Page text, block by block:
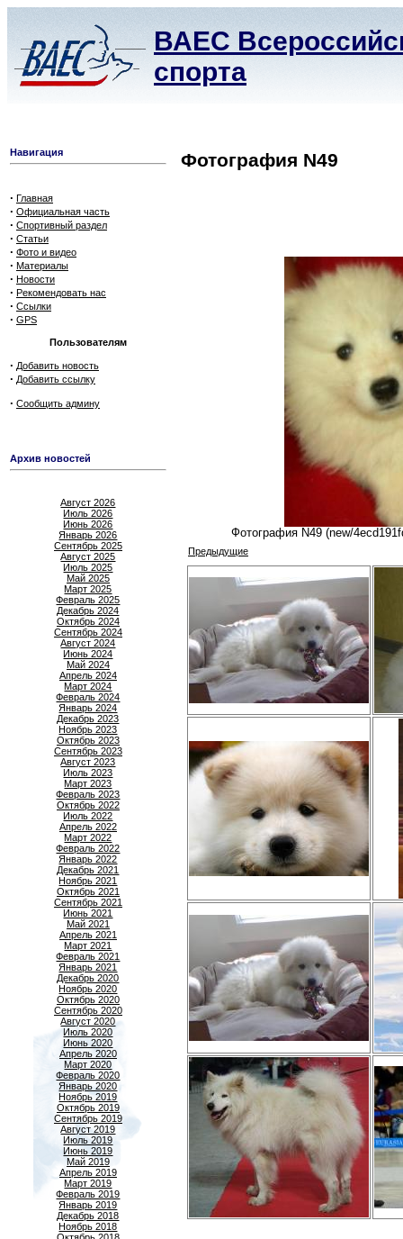
ВАЕС
спорта
Навигация
· Главная
· Официальная часть
· Спортивный раздел
· Статьи
· Фото и видео
· Материалы
· Новости
· Рекомендовать нас
· Ссылки
· GPS
Пользователям
· Добавить новость
· Добавить ссылку
· Сообщить админу
Архив новостей
Август 2026
Июль 2026
Июнь 2026
Январь 2026
Сентябрь 2025
Август 2025
Июль 2025
Май 2025
Март 2025
Февраль 2025
Декабрь 2024
Октябрь 2024
Сентябрь 2024
Август 2024
Июнь 2024
Май 2024
Апрель 2024
Март 2024
Февраль 2024
Январь 2024
Декабрь 2023
Ноябрь 2023
Октябрь 2023
Сентябрь 2023
Август 2023
Июль 2023
Март 2023
Февраль 2023
Октябрь 2022
Июль 2022
Апрель 2022
Март 2022
Февраль 2022
Январь 2022
Декабрь 2021
Ноябрь 2021
Октябрь 2021
Сентябрь 2021
Июнь 2021
Май 2021
Апрель 2021
Март 2021
Февраль 2021
Январь 2021
Декабрь 2020
Ноябрь 2020
Октябрь 2020
Сентябрь 2020
Август 2020
Июль 2020
Июнь 2020
Апрель 2020
Март 2020
Февраль 2020
Январь 2020
Ноябрь 2019
Октябрь 2019
Сентябрь 2019
Август 2019
Июль 2019
Июнь 2019
Май 2019
Апрель 2019
Март 2019
Февраль 2019
Январь 2019
Декабрь 2018
Ноябрь 2018
Фотография N49
Фотография N49 (new/
Предыдущие